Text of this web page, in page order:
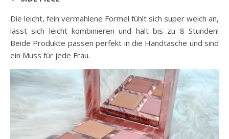
Die leicht, fein vermahlene Formel fühlt sich super weich an,
lässt sich leicht kombinieren und hält bis zu 8 Stunden!
Beide Produkte passen perfekt in die Handtasche und sind
ein Muss für jede Frau.